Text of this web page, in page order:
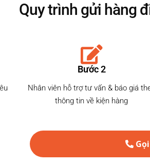
Quy trình gửi hàng
Bước 2
Nhân viên hỗ trợ tư vấn & báo giá
thông tin về kiện hàng
Gọi